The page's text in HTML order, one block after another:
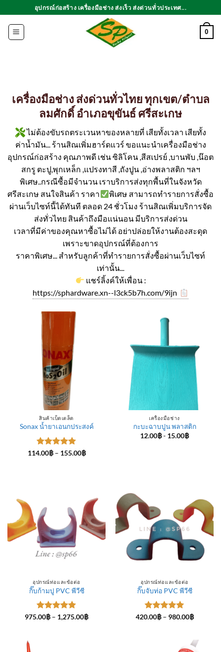
ไป
เนื้อหา
อุปกรณ์ก่อสร้าง เครื่องมือช่าง ส่งเร็ว ส่งด่วนทั่วประเทศ...
0
เครื่องมือช่าง ส่งด่วนทั่วไทย ทุกเขต/ตำบล
ลมศักดิ์ อำเภอขุขันธ์ ศรีสะเกษ
ไม่ต้องขับรถตระเวนหาของหลายที่ เสียทั้งเวลา เสียทั้ง
ค่าน้ำมัน... ร้านสิณเพิ่มฮาร์ดแวร์ ขอแนะนำเครื่องมือช่าง
อุปกรณ์ก่อสร้าง คุณภาพดี เช่น ซิลิโคน ,สีสเปรย์ ,บานพับ ,น๊อต
สกรู ตะปู,พุกเหล็ก ,แปรงทาสี ,ถังปูน ,อ่างพลาสติก ฯลฯ
พิเศษ..กรณีซื้อมีจำนวน เราบริการส่งทุกพื้นที่ในจังหวัด
ศรีสะเกษ สนใจสินค้า ราคา
พิเศษ สามารถทำรายการสั่งซื้อ
ผ่านเว็บไซท์นี้ได้ทันที ตลอด 24 ชั่วโมง ร้านสิณเพิ่มบริการจัด
ส่งทั่วไทย สินค้าถึงมือแน่นอน มีบริการส่งด่วน
เวลาที่มีค่าของคุณหาซื้อไม่ได้ อย่าปล่อยให้งานต้องสะดุด
เพราะขาดอุปกรณ์ที่ต้องการ
ราคาพิเศษ... สำหรับลูกค้าที่ทำรายการสั่งซื้อผ่านเว็บไซท์
เท่านั้น...
แชร์ลิ้งค์ให้เพื่อน :
https://sphardware.xn--l3ck5b7h.com/9ijn
สินค้าเบ็ดเตล็ด
Sonax น้ำยาเอนกประสงค์
ให้คะแนน
114.00฿ – 155.00฿Price
เครื่องมือช่าง
กะบะฉาบปูน พลาสติก
12.00฿- 15.00฿
อุปกรณ์ท่อและข้อต่อ
กิ๊บก้ามปู PVC พีวีซี
ให้คะแนน
975.00฿ – 1,275.00฿Price
อุปกรณ์ท่อและข้อต่อ
กิ๊บจับท่อ PVC พีวีซี
ให้คะแนน
420.00฿ – 980.00฿Price
980.00฿